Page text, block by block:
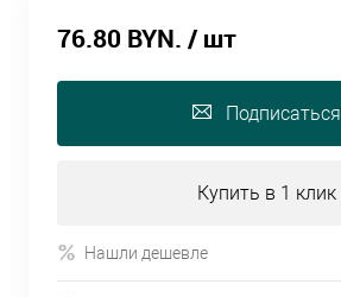
76.80 BYN. / шт
Подписаться
Купить в 1 клик
Нашли дешевле